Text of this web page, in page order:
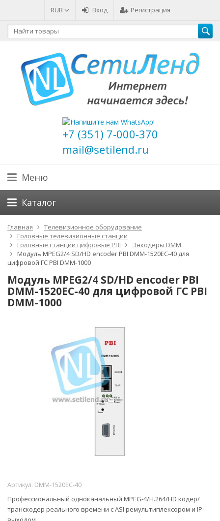
RUB Вход Регистрация
+7 (351) 7-000-370
mail@setilend.ru
Меню
Каталог
Главная
Телевизионное оборудование
Головные телевизионные станции
Головные станции цифровые PBI
Энкодеры DMM
Модуль MPEG2/4 SD/HD encoder PBI DMM-1520EC-40 для
цифровой ГС PBI DMM-1000
Модуль MPEG2/4 SD/HD encoder PBI
DMM-1520EC-40 для цифровой ГС PBI
DMM-1000
Артикул: DMM-1520EC-40
Профессиональный одноканальный MPEG-4/H.264/HD кодер/
транскодер реального времени c ASI ремультиплексором и IP-